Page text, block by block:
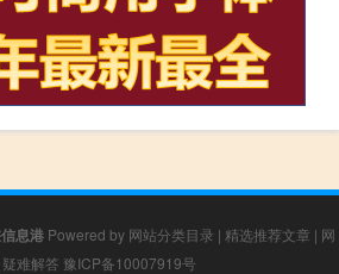
息港 Powered by 网站分类目录 | 精选推荐文章 | 网
疑难解答 豫ICP备10007919号